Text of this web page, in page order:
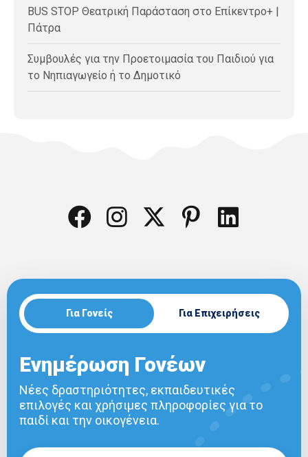
BUS STOP Θεατρική Παράσταση στο Επίκεντρο+ |
Πάτρα
Συμβουλές για την Προετοιμασία του Παιδιού για
το Νηπιαγωγείο ή το Δημοτικό
Για Γονείς Για Επιχειρήσεις
Ενημέρωση Γονέων
Νέες δραστηριότητες, εκπαιδευτικές
επιλογές και χρήσιμες πληροφορίες για το
παιδί και την οικογένεια.